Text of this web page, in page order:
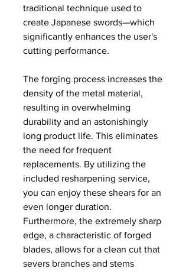
traditional technique used to
create Japanese swords—which
significantly enhances the user's
cutting performance.
The forging process increases the
density of the metal material,
resulting in overwhelming
durability and an astonishingly
long product life. This eliminates
the need for frequent
replacements. By utilizing the
included resharpening service,
you can enjoy these shears for an
even longer duration.
Furthermore, the extremely sharp
edge, a characteristic of forged
blades, allows for a clean cut that
severs branches and stems